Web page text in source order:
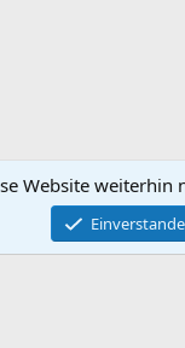
Community platform by
Website